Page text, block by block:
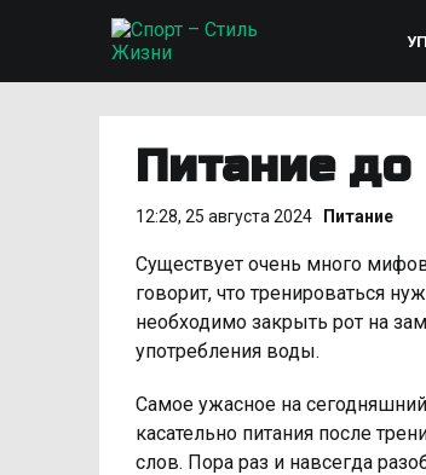
Питание до
12:28, 25 августа 2024 Питание
Существует очень много
говорит, что тренироваться
необходимо закрыть рот на
употребления воды.
Самое ужасное на
касательно питания после
слов. Пора раз и навсегда